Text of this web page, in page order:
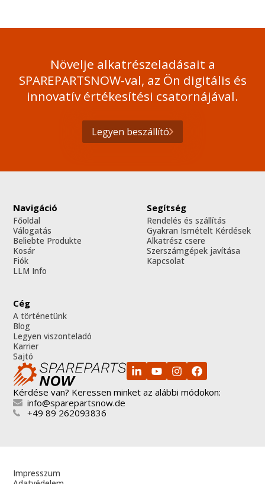
Növelje alkatrészeladásait a
SPAREPARTSNOW-val, az Ön digitális és
innovatív értékesítési csatornájával.
Legyen beszállító
Kérdése van? Keressen minket az alábbi módokon:
info@sparepartsnow.de
+49 89 262093836
Navigáció
Főoldal
Válogatás
Beliebte Produkte
Kosár
Fiók
LLM Info
Segítség
Rendelés és szállítás
Gyakran Ismételt Kérdések
Alkatrész csere
Szerszámgépek javítása
Kapcsolat
Cég
A történetünk
Blog
Legyen viszonteladó
Karrier
Sajtó
Impresszum